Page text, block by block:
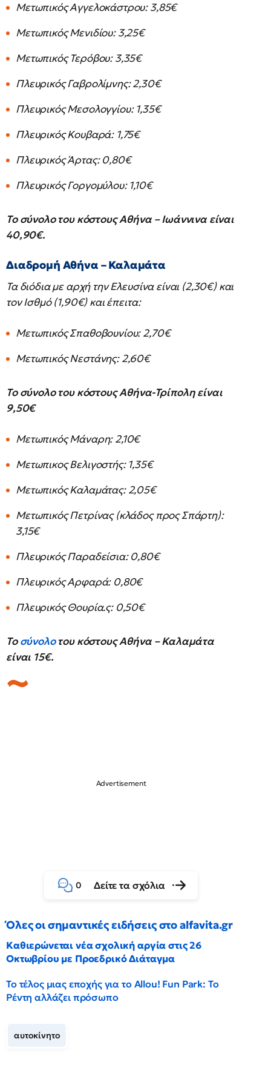
Μετωπικός Αγγελοκάστρου: 3,85€
Μετωπικός Μενιδίου: 3,25€
Μετωπικός Τερόβου: 3,35€
Πλευρικός Γαβρολίμνης: 2,30€
Πλευρικός Μεσολογγίου: 1,35€
Πλευρικός Κουβαρά: 1,75€
Πλευρικός Άρτας: 0,80€
Πλευρικός Γοργομύλου: 1,10€
Το σύνολο του κόστους Αθήνα – Ιωάννινα είναι
40,90€.
Διαδρομή Αθήνα – Καλαμάτα
Τα διόδια με αρχή την Ελευσίνα είναι (2,30€) και
τον Ισθμό (1,90€) και έπειτα:
Μετωπικός Σπαθοβουνίου: 2,70€
Μετωπικός Νεστάνης: 2,60€
Το σύνολο του κόστους Αθήνα-Τρίπολη είναι
9,50€
Μετωπικός Μάναρη: 2,10€
Μετωπικος Βελιγοστής: 1,35€
Μετωπικός Καλαμάτας: 2,05€
Μετωπικός Πετρίνας (κλάδος προς Σπάρτη):
3,15€
Πλευρικός Παραδείσια: 0,80€
Πλευρικός Αρφαρά: 0,80€
Πλευρικός Θουρία.ς: 0,50€
Τοσύνολοτου κόστους Αθήνα – Καλαμάτα
είναι 15€.
0 Δείτε τα σχόλια
Όλες οι σημαντικές ειδήσεις στο alfavita.gr
Καθιερώνεται νέα σχολική αργία στις 26
Οκτωβρίου με Προεδρικό Διάταγμα
Το τέλος μιας εποχής για το Allou! Fun Park: Το
Ρέντη αλλάζει πρόσωπο
αυτοκίνητο